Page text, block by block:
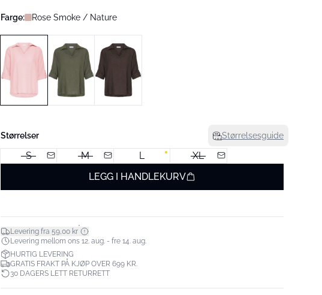
Farge: Rose Smoke / Nature
Størrelser Størrelsesguide
S M L
XL
LEGG I HANDLEKURV
Levering fra 59,00 kr*
Levering mellom ons 12. aug. - fre 14. aug.
HURTIG LEVERING
GRATIS FRAKT PÅ KJØP OVER 699 KR.
30 DAGERS LETT RETURRETT